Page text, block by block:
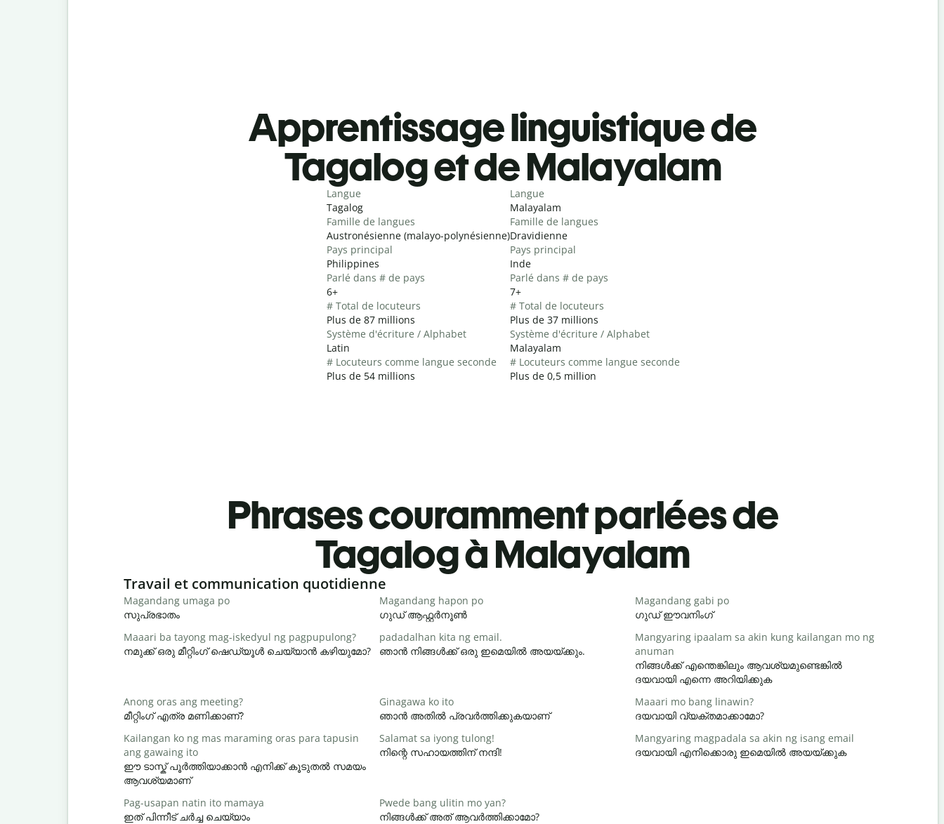
Apprentissage linguistique de
Tagalog et de Malayalam
Langue
Tagalog
Famille de langues
Austronésienne (malayo-polynésienne)
Pays principal
Philippines
Parlé dans # de pays
6+
# Total de locuteurs
Plus de 87 millions
Système d'écriture / Alphabet
Latin
# Locuteurs comme langue seconde
Plus de 54 millions
Langue
Malayalam
Famille de langues
Dravidienne
Pays principal
Inde
Parlé dans # de pays
7+
# Total de locuteurs
Plus de 37 millions
Système d'écriture / Alphabet
Malayalam
# Locuteurs comme langue seconde
Plus de 0,5 million
Phrases couramment parlées de
Tagalog à Malayalam
Slide 1 of 6
Travail et communication quotidienne
Magandang umaga po
സുപ്രഭാതം
Magandang hapon po
ഗുഡ് ആഫ്റ്റർനൂൺ
Magandang gabi po
ഗുഡ് ഈവനിംഗ്
Maaari ba tayong mag-iskedyul ng pagpupulong?
നമുക്ക് ഒരു മീറ്റിംഗ് ഷെഡ്യൂൾ ചെയ്യാൻ കഴിയുമോ?
padadalhan kita ng email.
ഞാൻ നിങ്ങൾക്ക് ഒരു ഇമെയിൽ അയയ്ക്കും.
Mangyaring ipaalam sa akin kung kailangan mo ng
anuman
നിങ്ങൾക്ക് എന്തെങ്കിലും ആവശ്യമുണ്ടെങ്കിൽ
ദയവായി എന്നെ അറിയിക്കുക
Anong oras ang meeting?
മീറ്റിംഗ് എത്ര മണിക്കാണ്?
Ginagawa ko ito
ഞാൻ അതിൽ പ്രവർത്തിക്കുകയാണ്
Maaari mo bang linawin?
ദയവായി വ്യക്തമാക്കാമോ?
Kailangan ko ng mas maraming oras para tapusin
ang gawaing ito
ഈ ടാസ്ക് പൂർത്തിയാക്കാൻ എനിക്ക് കൂടുതൽ സമയം
ആവശ്യമാണ്
Salamat sa iyong tulong!
നിന്റെ സഹായത്തിന് നന്ദി!
Mangyaring magpadala sa akin ng isang email
ദയവായി എനിക്കൊരു ഇമെയിൽ അയയ്ക്കുക
Pag-usapan natin ito mamaya
ഇത് പിന്നീട് ചർച്ച ചെയ്യാം
Pwede bang ulitin mo yan?
നിങ്ങൾക്ക് അത് ആവർത്തിക്കാമോ?